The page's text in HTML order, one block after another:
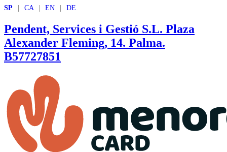
Salta
contenuto
SP CA EN DE
Pendent, Services i Gestió S.L. Plaza
Alexander Fleming, 14. Palma.
B57727851